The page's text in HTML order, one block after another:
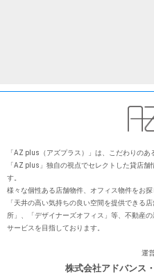
「AZ plus（アズプラス）」は、こだわりの
「AZ plus」独⾃の視点でセレクトした貸店
す。
様々な個性ある店舗物件、オフィス物件をお
「天井の⾼い気持ちの良い空間を提供できる
所」、「デザイナーズオフィス」等、不動産
サービスを⽬指しております。
運
株式会社アドバンス